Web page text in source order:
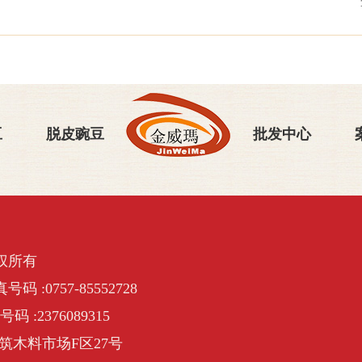
脱皮豌豆 批发中心
所有
号码 :0757-85552728
码 :2376089315
木料市场F区27号